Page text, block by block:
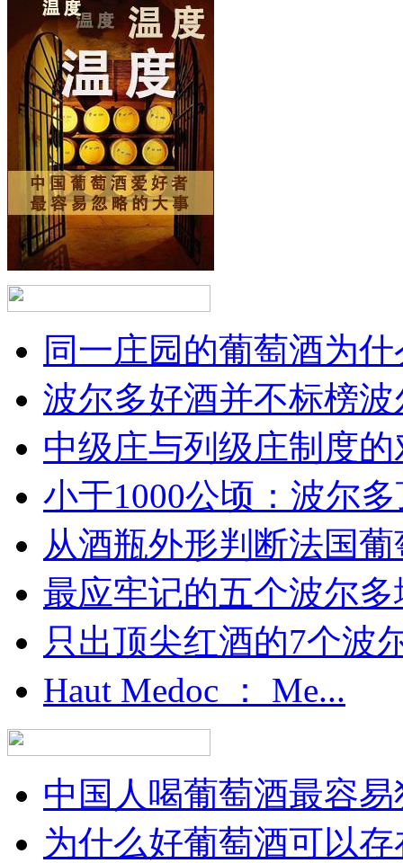
同一庄园的葡萄酒为
波尔多好酒并不标榜
中级庄与列级庄制度
小于1000公顷：波尔
从酒瓶外形判断法国
最应牢记的五个波尔多
只出顶尖红酒的7个波
Haut Medoc ： Me...
中国人喝葡萄酒最容
为什么好葡萄酒可以